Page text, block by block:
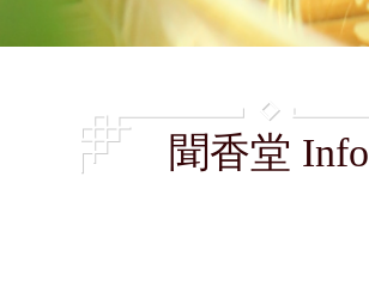
聞香堂 Info